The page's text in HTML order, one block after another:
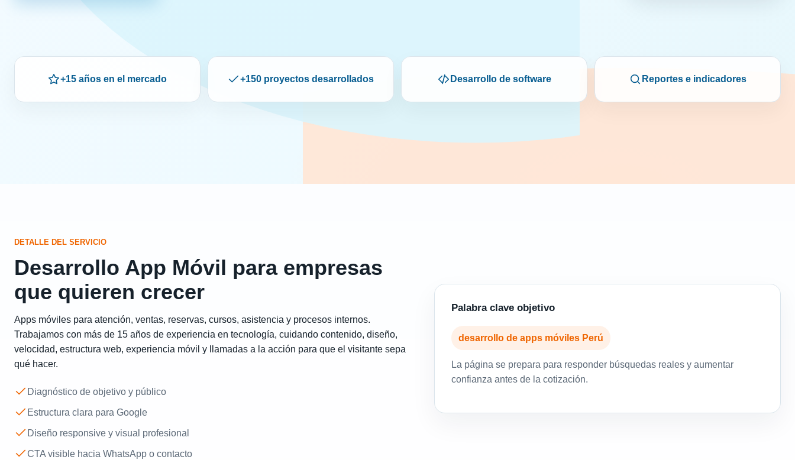
+15 años en el mercado +150 proyectos desarrollados Desarrollo de software Reportes e indicadores
DETALLE DEL SERVICIO
Desarrollo App Móvil para empresas
que quieren crecer
Apps móviles para atención, ventas, reservas, cursos, asistencia y procesos internos.
Trabajamos con más de 15 años de experiencia en tecnología, cuidando contenido, diseño,
velocidad, estructura web, experiencia móvil y llamadas a la acción para que el visitante sepa
qué hacer.
Diagnóstico de objetivo y público
Estructura clara para Google
Diseño responsive y visual profesional
CTA visible hacia WhatsApp o contacto
Palabra clave objetivo
desarrollo de apps móviles Perú
La página se prepara para responder búsquedas reales y aumentar
confianza antes de la cotización.